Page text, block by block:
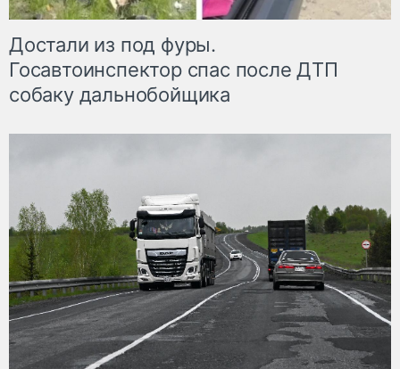
Достали из под фуры.
Госавтоинспектор спас после ДТП
собаку дальнобойщика